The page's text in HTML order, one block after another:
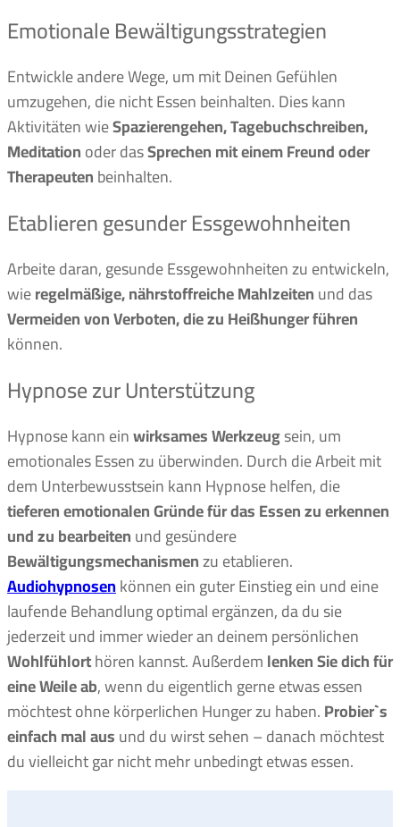
Emotionale Bewältigungsstrategien
Entwickle andere Wege, um mit Deinen Gefühlen
umzugehen, die nicht Essen beinhalten. Dies kann
Aktivitäten wieSpazierengehen, Tagebuchschreiben,
Meditationoder dasSprechen mit einem Freund oder
Therapeutenbeinhalten.
Etablieren gesunder Essgewohnheiten
Arbeite daran, gesunde Essgewohnheiten zu entwickeln,
wieregelmäßige, nährstoffreiche Mahlzeitenund das
Vermeiden von Verboten, die zu Heißhunger führen
können.
Hypnose zur Unterstützung
Hypnose kann einwirksames Werkzeugsein, um
emotionales Essen zu überwinden. Durch die Arbeit mit
dem Unterbewusstsein kann Hypnose helfen, die
tieferen emotionalen Gründe für das Essen zu erkennen
und zu bearbeitenund gesündere
Bewältigungsmechanismenzu etablieren.
Audiohypnosenkönnen ein guter Einstieg ein und eine
laufende Behandlung optimal ergänzen, da du sie
jederzeit und immer wieder an deinem persönlichen
Wohlfühlorthören kannst. Außerdemlenken Sie dich für
eine Weile ab, wenn du eigentlich gerne etwas essen
möchtest ohne körperlichen Hunger zu haben.Probier`s
einfach mal ausund du wirst sehen – danach möchtest
du vielleicht gar nicht mehr unbedingt etwas essen.